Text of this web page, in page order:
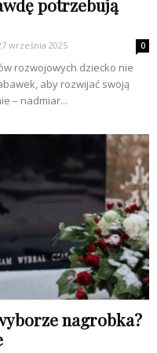
potrzebują
września 2025 0
rozwojowych dziecko nie
aby rozwijać swoją
– nadmiar...
nagrobka?